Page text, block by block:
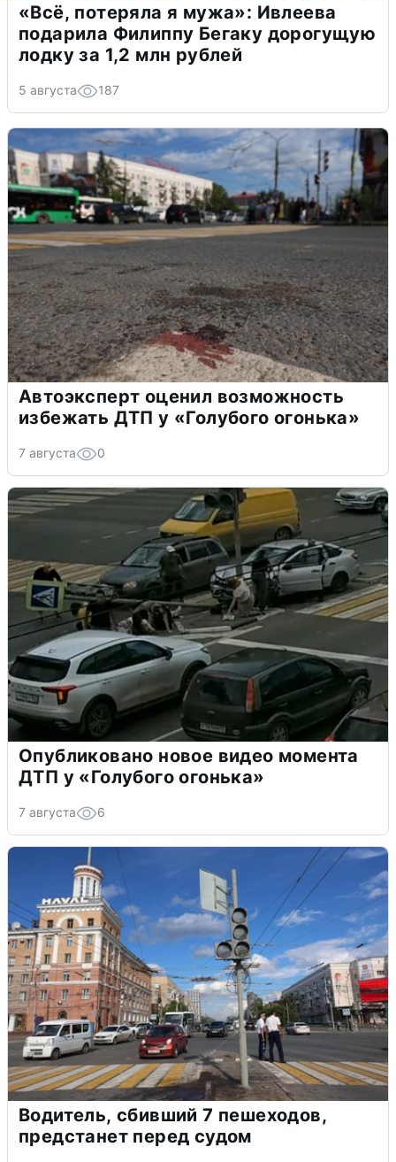
«Всё, потеряла я мужа»: Ивлеева
подарила Филиппу Бегаку дорогущую
лодку за 1,2 млн рублей
5 августа 187
Автоэксперт оценил возможность
избежать ДТП у «Голубого огонька»
7 августа 0
Опубликовано новое видео момента
ДТП у «Голубого огонька»
7 августа 6
Водитель, сбивший 7 пешеходов,
предстанет перед судом